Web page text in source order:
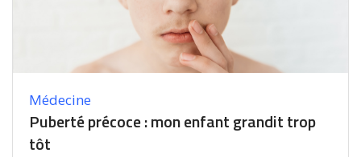
Médecine
Puberté précoce : mon enfant grandit trop
tôt